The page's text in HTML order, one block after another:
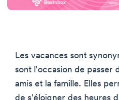
Les vacances sont
sont l'occasion de passer
amis et la famille. Elles
de s'éloigner des heures